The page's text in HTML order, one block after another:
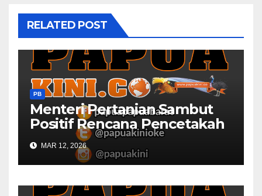
RELATED POST
PB
Menteri Pertanian Sambut
Positif Rencana Pencetakah
Sawah dan Ladang di Papua
Barat
MAR 12, 2026